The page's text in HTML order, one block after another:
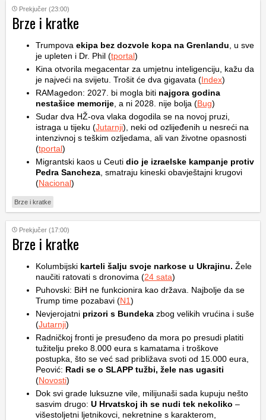
Prekjučer (23:00)
Brze i kratke
Trumpova ekipa bez dozvole kopa na Grenlandu , u sve
je upleten i Dr. Phil (tportal)
Kina otvorila megacentar za umjetnu inteligenciju, kažu da
je najveći na svijetu. Trošit će dva gigavata (Index)
RAMagedon: 2027. bi mogla biti najgora godina
nestašice memorije , a ni 2028. nije bolja (Bug)
Sudar dva HŽ-ova vlaka dogodila se na novoj pruzi,
istraga u tijeku (Jutarnji), neki od ozlijeđenih u nesreći na
intenzivnoj s teškim ozljedama, ali van životne opasnosti
(tportal)
Migrantski kaos u Ceuti dio je izraelske kampanje protiv
Pedra Sancheza , smatraju kineski obavještajni krugovi
(Nacional)
Brze i kratke
Prekjučer (17:00)
Brze i kratke
Kolumbijski karteli šalju svoje narkose u Ukrajinu. Žele
naučiti ratovati s dronovima (24 sata)
Puhovski: BiH ne funkcionira kao država. Najbolje da se
Trump time pozabavi (N1)
Nevjerojatni prizori s Bundeka zbog velikih vrućina i suše
(Jutarnji)
Radničkoj fronti je presuđeno da mora po presudi platiti
tužitelju preko 8.000 eura s kamatama i troškove
postupka, što se već sad približava svoti od 15.000 eura,
Peović: Radi se o SLAPP tužbi, žele nas ugasiti
(Novosti)
Dok svi grade luksuzne vile, milijunaši sada kupuju nešto
sasvim drugo: U Hrvatskoj ih se nudi tek nekoliko –
višestoljetni ljetnikovci, nekretnine s karakterom,